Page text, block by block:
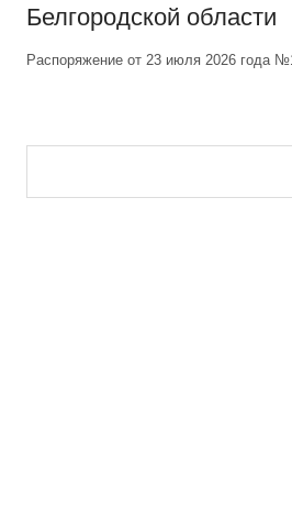
Белгородской области
Распоряжение от 23 июля 2026 года